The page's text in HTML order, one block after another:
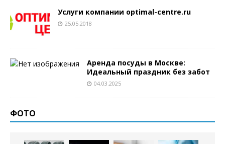
Услуги компании optimal-centre.ru
25.05.2018
Аренда посуды в Москве:
Идеальный праздник без забот
04.03.2025
ФОТО